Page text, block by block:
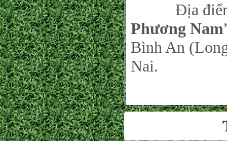
Địa
Phương Nam
Bình An
Nai.